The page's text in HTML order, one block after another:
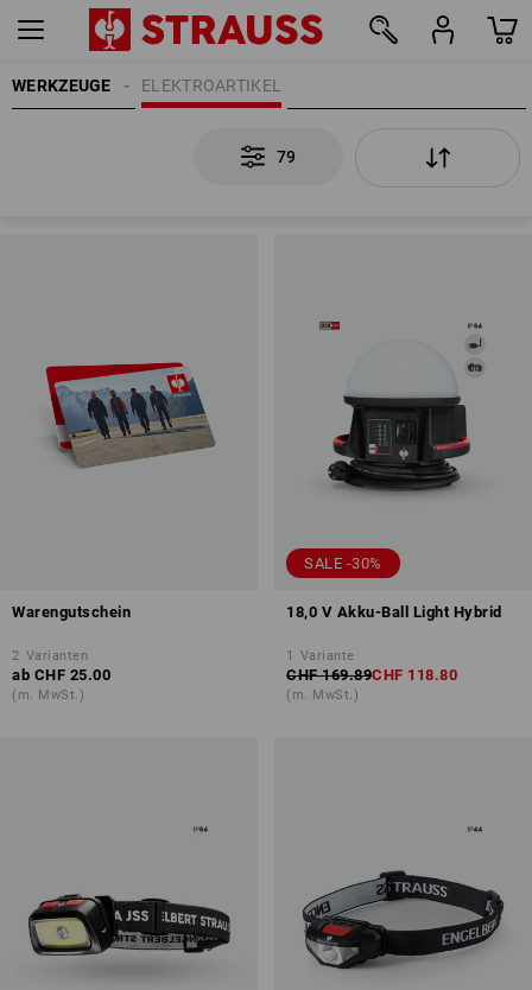
WERKZEUGE ELEKTROARTIKEL
79
Warengutschein
2 Varianten
ab CHF 25.00
(m. MwSt.)
SALE -30%
18,0 V Akku-Ball Light Hybrid
1 Variante
CHF 169.89CHF 118.80
(m. MwSt.)